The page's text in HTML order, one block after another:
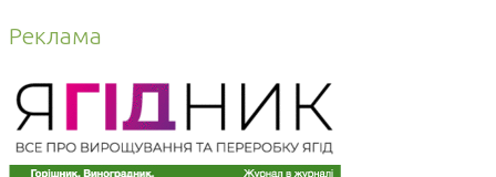
Реклама